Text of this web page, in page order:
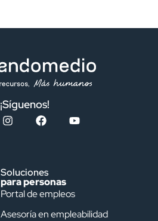
¡Síguenos!
Soluciones
para personas
Portal de empleos
Asesoría en empleabilidad